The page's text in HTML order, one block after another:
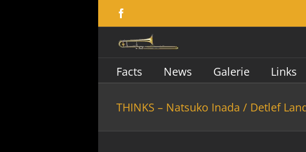
Facts News Galerie Links
THINKS – Natsuko Inada / Detlef